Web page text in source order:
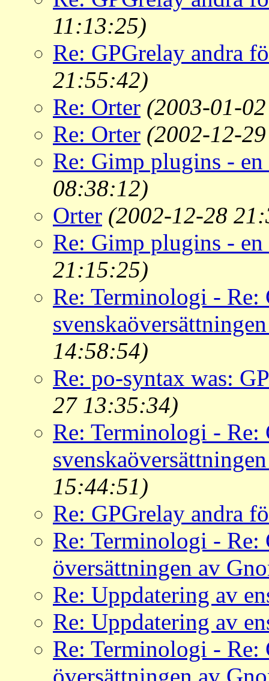
11:13:25)
Re: GPGrelay andra
21:55:42)
Re: Orter (2003-01-
Re: Orter (2002-12-
Re: Gimp plugins -
08:38:12)
Orter (2002-12-28
Re: Gimp plugins -
21:15:25)
Re: Terminologi - Re:
14:58:54)
Re: po-syntax was:
27 13:35:34)
Re: Terminologi - Re:
15:44:51)
Re: GPGrelay andra
Re: Terminologi - Re:
översättningen av
Re: Uppdatering av
Re: Uppdatering av
Re: Terminologi - Re: